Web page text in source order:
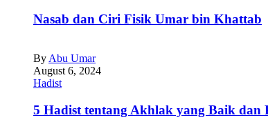
Nasab dan Ciri Fisik Umar bin Khattab
By Abu Umar
August 6, 2024
Hadist
5 Hadist tentang Akhlak yang Baik dan